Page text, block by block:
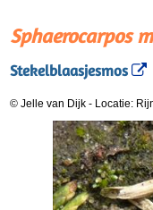
Sphaerocarpos
Stekelblaasjesmos
© Jelle van Dijk - Locatie: